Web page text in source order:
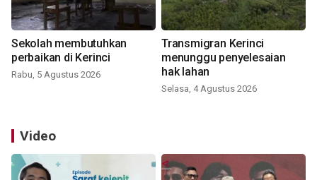
Sekolah membutuhkan
perbaikan di Kerinci
Rabu, 5 Agustus 2026
Transmigran Kerinci
menunggu penyelesaian
hak lahan
Selasa, 4 Agustus 2026
Video